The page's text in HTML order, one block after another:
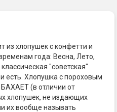
из хлопушек с конфетти и
года: Весна, Лето,
"советская"
есть. Хлопушка с пороховым
(в отличии от
хлопушек, не издающих
их вообще называть